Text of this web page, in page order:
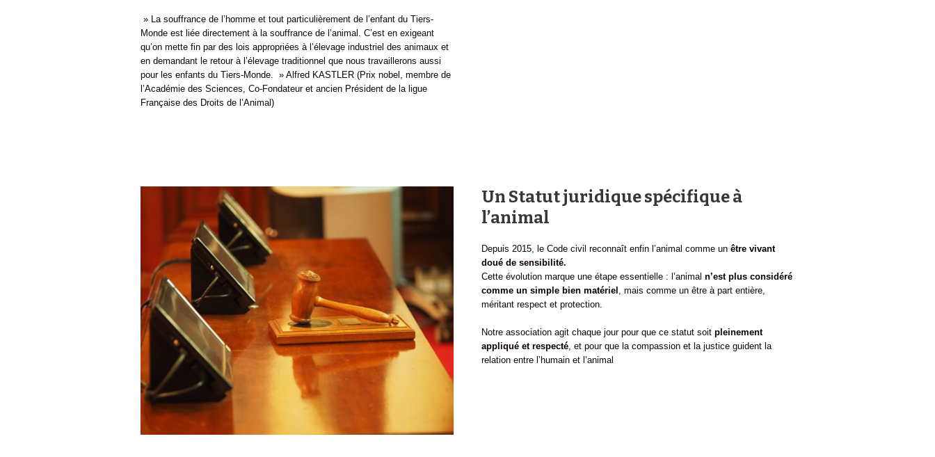
» La souffrance de l’homme et tout particulièrement de l’enfant du Tiers-
Monde est liée directement à la souffrance de l’animal. C’est en exigeant
qu’on mette fin par des lois appropriées à l’élevage industriel des animaux et
en demandant le retour à l’élevage traditionnel que nous travaillerons aussi
pour les enfants du Tiers-Monde. » Alfred KASTLER (Prix nobel, membre de
l’Académie des Sciences, Co-Fondateur et ancien Président de la ligue
Française des Droits de l’Animal)
Un Statut juridique spécifique à
l’animal
Depuis 2015, le Code civil reconnaît enfin l’animal comme un être vivant
doué de sensibilité.
Cette évolution marque une étape essentielle : l’animal n’est plus considéré
comme un simple bien matériel
, mais comme un être à part entière,
méritant respect et protection.
Notre association agit chaque jour pour que ce statut soit pleinement
appliqué et respecté, et pour que la compassion et la justice guident la
relation entre l’humain et l’animal